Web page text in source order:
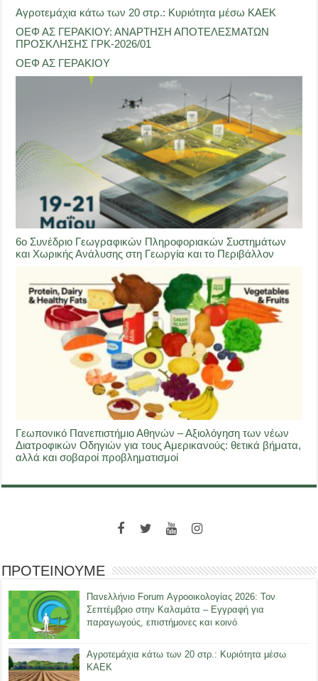
Αγροτεμάχια κάτω των 20 στρ.: Κυριότητα μέσω ΚΑΕΚ
ΟΕΦ ΑΣ ΓΕΡΑΚΙΟΥ: ΑΝΑΡΤΗΣΗ ΑΠΟΤΕΛΕΣΜΑΤΩΝ
ΠΡΟΣΚΛΗΣΗΣ ΓΡΚ-2026/01
ΟΕΦ ΑΣ ΓΕΡΑΚΙΟΥ
6ο Συνέδριο Γεωγραφικών Πληροφοριακών Συστημάτων
και Χωρικής Ανάλυσης στη Γεωργία και το Περιβάλλον
Γεωπονικό Πανεπιστήμιο Αθηνών – Αξιολόγηση των νέων
Διατροφικών Οδηγιών για τους Αμερικανούς: θετικά βήματα,
αλλά και σοβαροί προβληματισμοί
ΠΡΟΤΕΙΝΟΥΜΕ
Πανελλήνιο Forum Αγροοικολογίας 2026: Τον
Σεπτέμβριο στην Καλαμάτα – Εγγραφή για
παραγωγούς, επιστήμονες και κοινό
Αγροτεμάχια κάτω των 20 στρ.: Κυριότητα μέσω
ΚΑΕΚ